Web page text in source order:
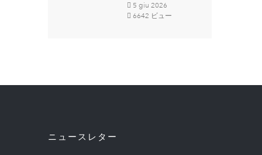
5 giu 2026
6642 ビュー
ニュースレター